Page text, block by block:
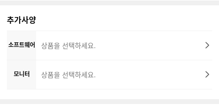
추가사양
소프트웨어 상품을 선택하세요.
모니터 상품을 선택하세요.